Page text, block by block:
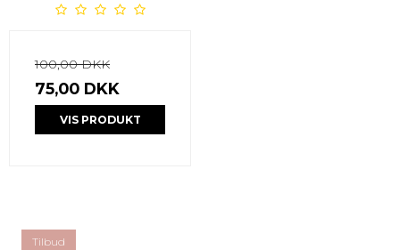
100,00 DKK
75,00 DKK
VIS PRODUKT
Tilbud